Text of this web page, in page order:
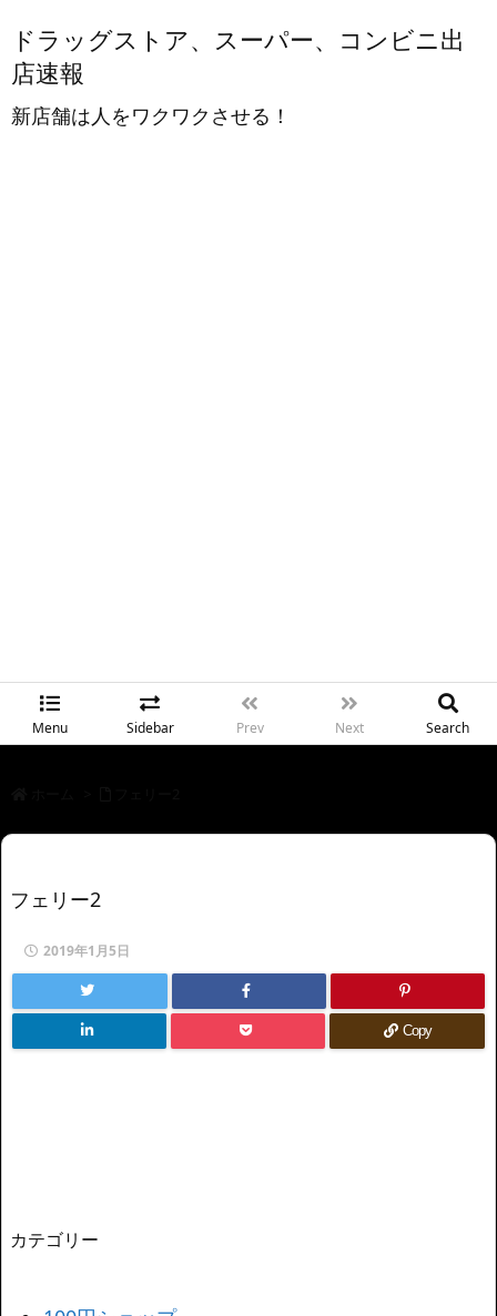
ドラッグストア、スーパー、コンビニ出
店速報
新店舗は人をワクワクさせる！
Menu Sidebar Prev Next Search
フェリー2
2019年1月5日
Copy
カテゴリー